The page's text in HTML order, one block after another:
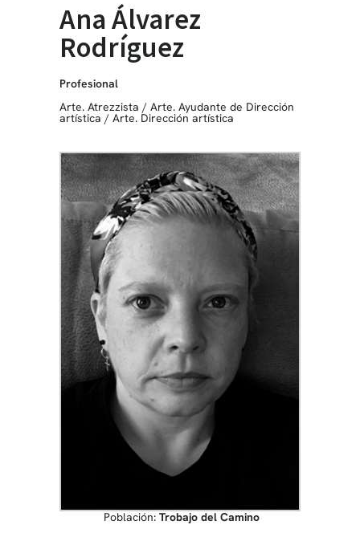
Ana Álvarez
Rodríguez
Profesional
Arte. Atrezzista / Arte. Ayudante de Dirección
artística / Arte. Dirección artística
Población: Trobajo del Camino